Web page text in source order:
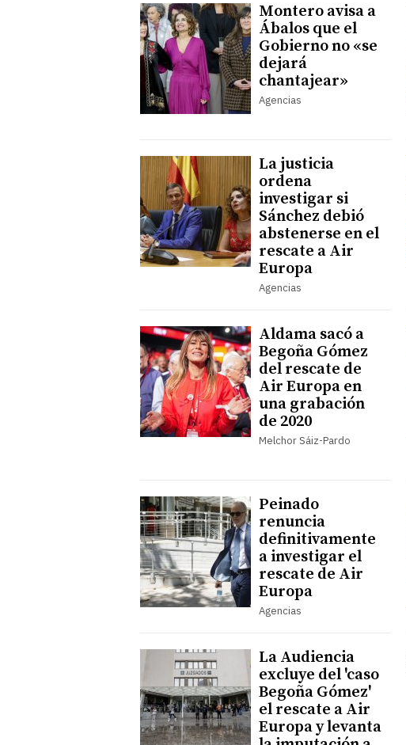
Montero avisa a
Ábalos que el
Gobierno no «se
dejará
chantajear»
Agencias
La justicia
ordena
investigar si
Sánchez debió
abstenerse en el
rescate a Air
Europa
Agencias
Aldama sacó a
Begoña Gómez
del rescate de
Air Europa en
una grabación
de 2020
Melchor Sáiz-Pardo
Peinado
renuncia
definitivamente
a investigar el
rescate de Air
Europa
Agencias
La Audiencia
excluye del 'caso
Begoña Gómez'
el rescate a Air
Europa y levanta